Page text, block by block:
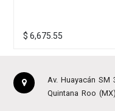
$6,286.73
Av. Huayacán SM
Quintana Roo (MX)